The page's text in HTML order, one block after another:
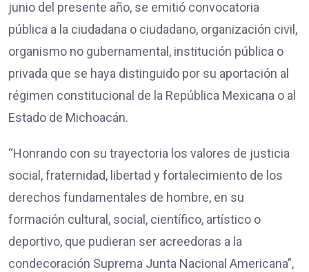
junio del presente año, se emitió convocatoria
pública a la ciudadana o ciudadano, organización civil,
organismo no gubernamental, institución pública o
privada que se haya distinguido por su aportación al
régimen constitucional de la República Mexicana o al
Estado de Michoacán.
“Honrando con su trayectoria los valores de justicia
social, fraternidad, libertad y fortalecimiento de los
derechos fundamentales de hombre, en su
formación cultural, social, científico, artístico o
deportivo, que pudieran ser acreedoras a la
condecoración Suprema Junta Nacional Americana”,